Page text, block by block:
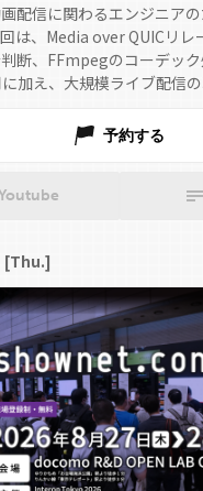
配信に関わるエンジニア
は、Media over QUICリレ
断、FFmpegのコーデッ
加え、大規模ライブ配信
用する事例を取り上げます。
予約する
[Thu.]